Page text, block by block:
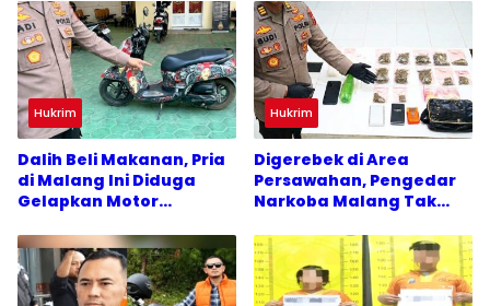
Hukrim
Dalih Beli Makanan, Pria
di Malang Ini Diduga
Gelapkan Motor
Hukrim
Digerebek di Area
Persawahan, Pengedar
Narkoba Malang Tak